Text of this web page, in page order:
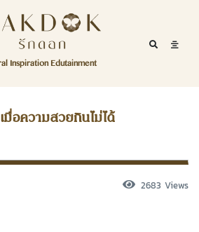
ก)
Inspiration Edutainment
Mobile
อความสวยกินไม่ได้
2683 Views